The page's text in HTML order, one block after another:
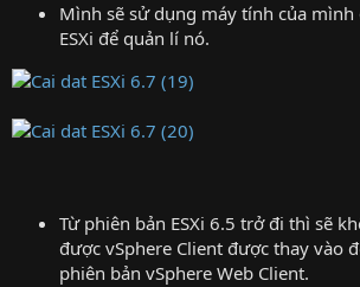
Mình sẽ sử dụng máy tính của mình
ESXi để quản lí nó.
Từ phiên bản ESXi 6.5 trở đi thì sẽ
được vSphere Client được thay vào
phiên bản vSphere Web Client.